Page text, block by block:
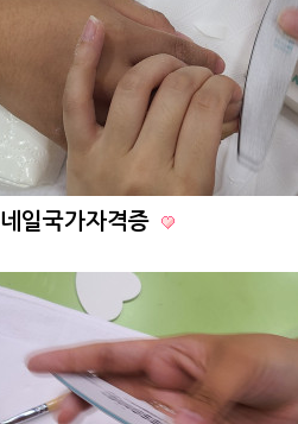
네일국가자격증